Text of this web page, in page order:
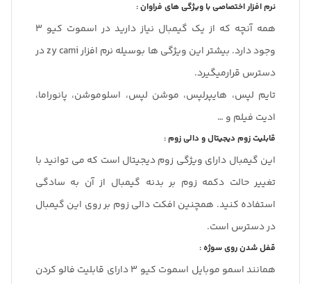
نرم افزار اختصاصی با ویژگی های فراوان :
همه آنچه که از یک گیمبال نیاز دارید در اسموت کیو 3
وجود دارد. بیشتر این ویژگی ها بوسیله نرم افزار zy cami در
دسترس قرار‌میگیرد.
تایم لپس، هایپرلپس، موشن لپس، اسلوموشن، پانوراما،
ادیت فیلم و …
قابلیت زوم دیجیتال و دالی زوم :
این گیمبال دارای ویژگی زوم دیجیتال است که می توانید با
تغییر حالت دکمه زوم بر بدنه گیمبال از آن به سادگی
استفاده کنید. همچنین افکت دالی زوم بر روی این گیمبال
در دسترس است.
قفل شدن روی سوژه :
همانند اسمو موبایل اسموت کیو 3 دارای قابلیت فالو کردن